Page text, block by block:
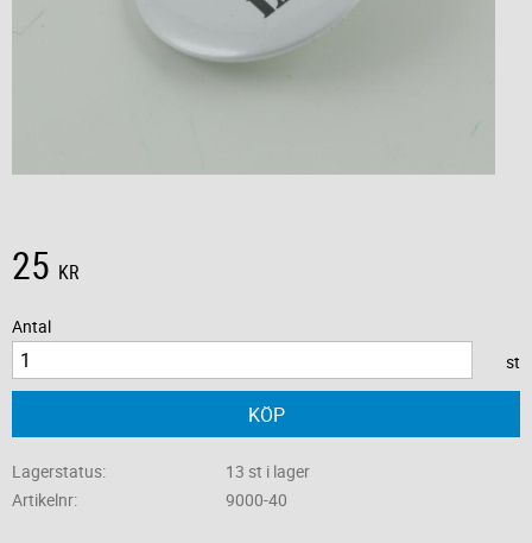
25 KR
Antal
st
KÖP
Lagerstatus
13 st i lager
Artikelnr
9000-40